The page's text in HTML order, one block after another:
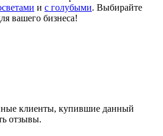
и с голубыми. Выбирайте
вашего бизнеса!
клиенты, купившие данный
отзывы.